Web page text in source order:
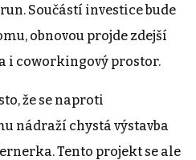
Součástí investice bude
obnovou projde zdejší
i coworkingový prostor.
že se naproti
nádraží chystá výstavba
Tento projekt se ale